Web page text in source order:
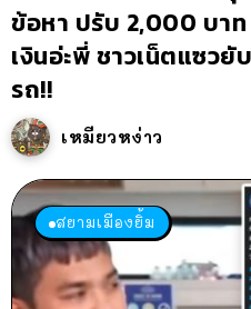
ข้อหา ปรับ 2,000 บาท
เงินอ่ะพี่ ชาวเน็ตแซวยั
รถ!!
เหมียวหง่าว
สยามเมืองยิ้ม